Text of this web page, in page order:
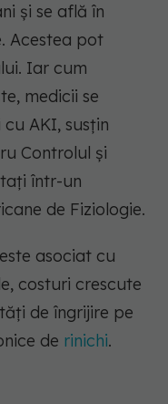
și se află în
Acestea pot
Iar cum
medicii se
AKI, susțin
Controlul și
într-un
de Fiziologie.
asociat cu
costuri crescute
de îngrijire pe
de rinichi.